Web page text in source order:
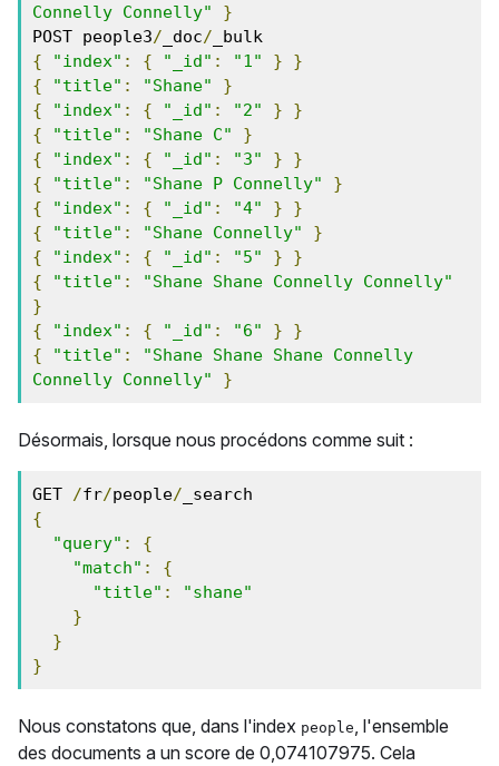
Connelly Connelly"
}
POST people3/ _doc/
{
"index" : { "_id" : "1" }
}
{
"title" : "Shane"
}
{
"index" : { "_id" : "2" }
}
{
"title" : "Shane C"
}
{
"index" : { "_id" : "3" }
}
{
"title" : "Shane P Connelly"
}
{
"index" : { "_id" : "4" }
}
{
"title" : "Shane Connelly"
}
{
"index" : { "_id" : "5" }
}
{
"title" :
"Shane Shane Connelly Connelly"
}
{
"index" : { "_id" : "6" }
}
{
"title" :
"Shane Shane Shane Connelly
Connelly Connelly"
}
Désormais, lorsque nous procédons comme suit :
GET /fr/people/
{
"query" :
{
"match" :
{
"title" :
"shane"
}
}
}
Nous constatons que, dans l'index people, l'ensemble
des documents a un score de 0,074107975. Cela